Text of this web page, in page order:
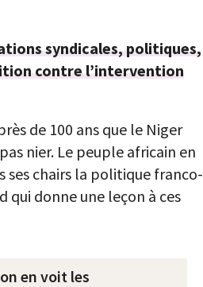
syndicales, politiques,
contre l’intervention
de 100 ans que le Niger
nier. Le peuple africain en
ses chairs la politique franco-
qui donne une leçon à ces
en voit les